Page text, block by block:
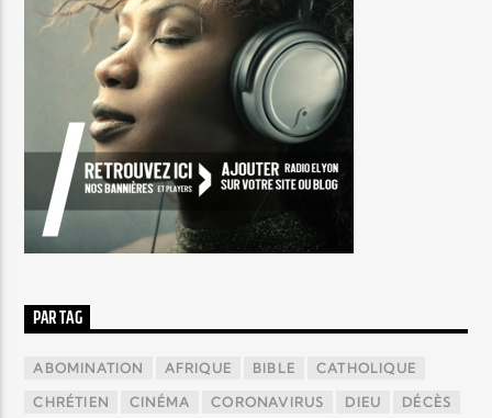
PAR TAG
ABOMINATION AFRIQUE BIBLE CATHOLIQUE
CHRÉTIEN CINÉMA CORONAVIRUS DIEU DÉCÈS